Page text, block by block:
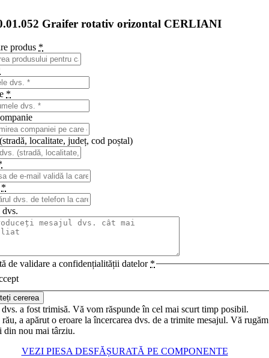
Graifer rotativ orizontal CERLIANI
produs *
*
localitate, județ, cod poștal)
*
de validare a confidențialității datelor *
cererea
dvs. a fost trimisă. Vă vom răspunde în cel mai scurt timp posibil.
a apărut o eroare la încercarea dvs. de a trimite mesajul. Vă
din nou mai târziu.
VEZI PIESA DESFĂȘURATĂ PE COMPONENTE